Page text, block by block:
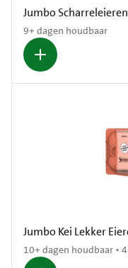
Jumbo
9+ dagen houdbaar
Jumbo Kei Lekker
10+ dagen houdbaar •